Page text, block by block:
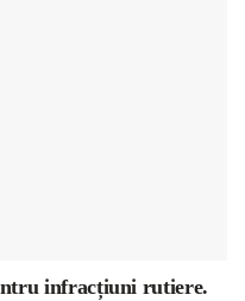
infracțiuni rutiere.